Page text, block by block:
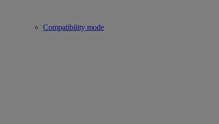
Compatibility mode